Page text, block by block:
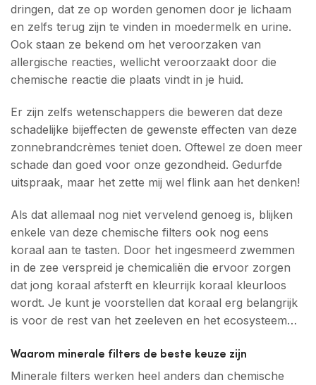
dringen, dat ze op worden genomen door je lichaam
en zelfs terug zijn te vinden in moedermelk en urine.
Ook staan ze bekend om het veroorzaken van
allergische reacties, wellicht veroorzaakt door die
chemische reactie die plaats vindt in je huid.
Er zijn zelfs wetenschappers die beweren dat deze
schadelijke bijeffecten de gewenste effecten van deze
zonnebrandcrèmes teniet doen. Oftewel ze doen meer
schade dan goed voor onze gezondheid. Gedurfde
uitspraak, maar het zette mij wel flink aan het denken!
Als dat allemaal nog niet vervelend genoeg is, blijken
enkele van deze chemische filters ook nog eens
koraal aan te tasten. Door het ingesmeerd zwemmen
in de zee verspreid je chemicaliën die ervoor zorgen
dat jong koraal afsterft en kleurrijk koraal kleurloos
wordt. Je kunt je voorstellen dat koraal erg belangrijk
is voor de rest van het zeeleven en het ecosysteem…
Waarom minerale filters de beste keuze zijn
Minerale filters werken heel anders dan chemische